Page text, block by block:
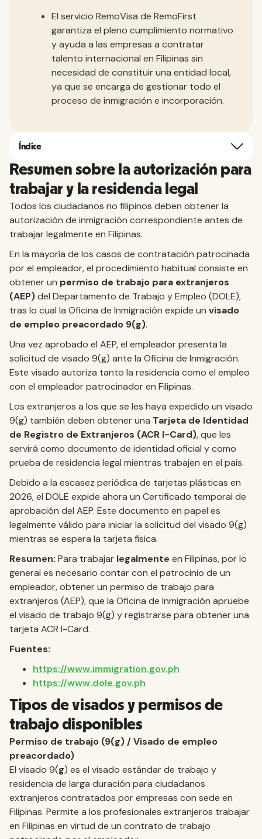
El servicio RemoVisa de RemoFirst
garantiza el pleno cumplimiento normativo
y ayuda a las empresas a contratar
talento internacional en Filipinas sin
necesidad de constituir una entidad local,
ya que se encarga de gestionar todo el
proceso de inmigración e incorporación.
Índice
Resumen sobre la autorización para
trabajar y la residencia legal
Todos los ciudadanos no filipinos deben obtener la
autorización de inmigración correspondiente antes de
trabajar legalmente en Filipinas.
En la mayoría de los casos de contratación patrocinada
por el empleador, el procedimiento habitual consiste en
obtener un permiso de trabajo para extranjeros
(AEP)del Departamento de Trabajo y Empleo (DOLE),
tras lo cual la Oficina de Inmigración expide un visado
de empleo preacordado 9(g).
Una vez aprobado el AEP, el empleador presenta la
solicitud de visado 9(g) ante la Oficina de Inmigración.
Este visado autoriza tanto la residencia como el empleo
con el empleador patrocinador en Filipinas.
Los extranjeros a los que se les haya expedido un visado
9(g) también deben obtener una Tarjeta de Identidad
de Registro de Extranjeros (ACR I-Card), que les
servirá como documento de identidad oficial y como
prueba de residencia legal mientras trabajen en el país.
Debido a la escasez periódica de tarjetas plásticas en
2026, el DOLE expide ahora un Certificado temporal de
aprobación del AEP. Este documento en papel es
legalmente válido para iniciar la solicitud del visado 9(g)
mientras se espera la tarjeta física.
Resumen: Para trabajar legalmente en Filipinas, por lo
general es necesario contar con el patrocinio de un
empleador, obtener un permiso de trabajo para
extranjeros (AEP), que la Oficina de Inmigración apruebe
el visado de trabajo 9(g) y registrarse para obtener una
tarjeta ACR I-Card.
Fuentes:
https://www.immigration.gov.ph
https://www.dole.gov.ph
Tipos de visados y permisos de
trabajo disponibles
Permiso de trabajo (9(g) / Visado de empleo
preacordado)
El visado 9(g) es el visado estándar de trabajo y
residencia de larga duración para ciudadanos
extranjeros contratados por empresas con sede en
Filipinas. Permite a los profesionales extranjeros trabajar
en Filipinas en virtud de un contrato de trabajo